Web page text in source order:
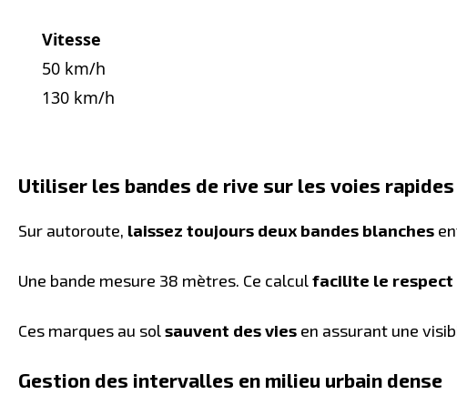
Vitesse
50 km/h
130 km/h
Utiliser les bandes de rive sur les voies rapides
Sur autoroute, laissez toujours deux bandes blanches
Une bande mesure 38 mètres. Ce calculfacilite le respect
Ces marques au solsauvent des vies en assurant une
Gestion des intervalles en milieu urbain dense